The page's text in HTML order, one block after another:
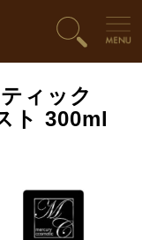
ィック
ト 300ml